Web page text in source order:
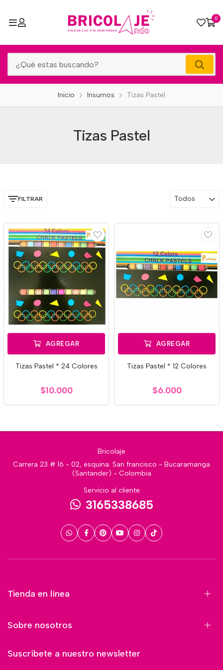
0
Inicio Insumos Tizas Pastel
Tizas Pastel
FILTRAR Todos
AGREGAR
Tizas Pastel * 24 Colores
$10.000
AGREGAR
Tizas Pastel * 12 Colores
$6.000
Bricolaje
Carrera 23 # 16 - 02, esquina. San francisco - Bucaramanga
(Santander) - Colombia
Servicio al cliente
3165338685
Tienda en línea
Sobre nosotros
Suscríbete a nuestro newsletter